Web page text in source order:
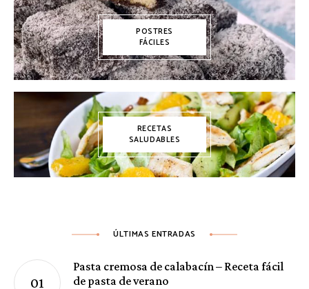
POSTRES
FÁCILES
RECETAS
SALUDABLES
ÚLTIMAS ENTRADAS
Pasta cremosa de calabacín – Receta fácil
de pasta de verano